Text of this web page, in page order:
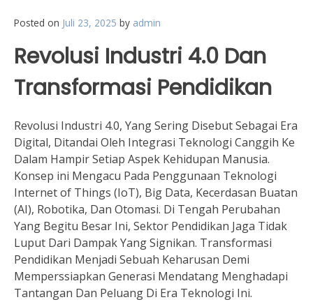
Posted on Juli 23, 2025 by admin
Revolusi Industri 4.0 Dan
Transformasi Pendidikan
Revolusi Industri 4.0, Yang Sering Disebut Sebagai Era
Digital, Ditandai Oleh Integrasi Teknologi Canggih Ke
Dalam Hampir Setiap Aspek Kehidupan Manusia.
Konsep ini Mengacu Pada Penggunaan Teknologi
Internet of Things (IoT), Big Data, Kecerdasan Buatan
(AI), Robotika, Dan Otomasi. Di Tengah Perubahan
Yang Begitu Besar Ini, Sektor Pendidikan Jaga Tidak
Luput Dari Dampak Yang Signikan. Transformasi
Pendidikan Menjadi Sebuah Keharusan Demi
Memperssiapkan Generasi Mendatang Menghadapi
Tantangan Dan Peluang Di Era Teknologi Ini.